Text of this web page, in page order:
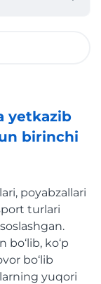
yetkazib
birinchi
poyabzallari
turlari
bo‘lib, ko‘p
bo‘lib
yuqori